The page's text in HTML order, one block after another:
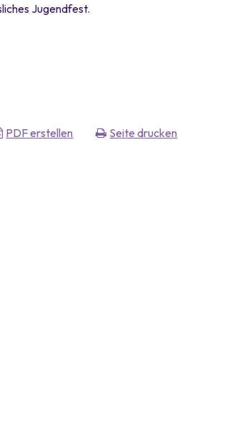
Jugendfest.
PDF erstellen Seite drucken